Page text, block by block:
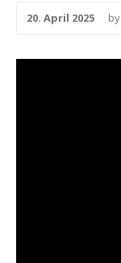
20. April 2025 by